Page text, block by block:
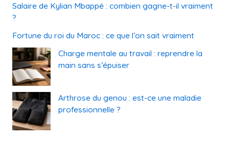
Salaire de Kylian Mbappé : combien gagne-t-il vraiment
?
Fortune du roi du Maroc : ce que l’on sait vraiment
Charge mentale au travail : reprendre la
main sans s’épuiser
Arthrose du genou : est-ce une maladie
professionnelle ?